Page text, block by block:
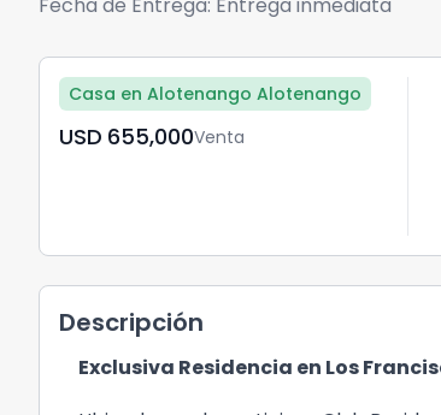
Casa en Alotenango Alotenango
USD	655,000Venta
Descripción
Exclusiva Residencia en Los